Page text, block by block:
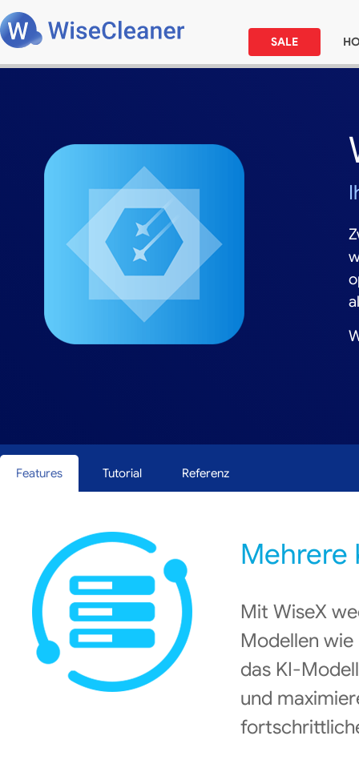
SALE
Features Tutorial Referenz
Mehrere
Mit WiseX
Modellen wie
das KI-
und